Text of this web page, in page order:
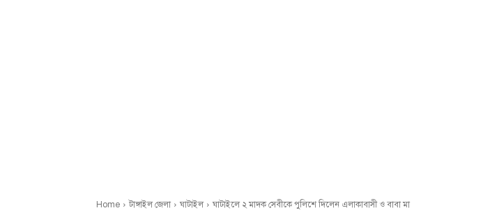
Home টাঙ্গাইল জেলা ঘাটাইল ঘাটাইলে ২ মাদক সেবীকে পুলিশে দিলেন এলাকাবাসী ও বাবা মা